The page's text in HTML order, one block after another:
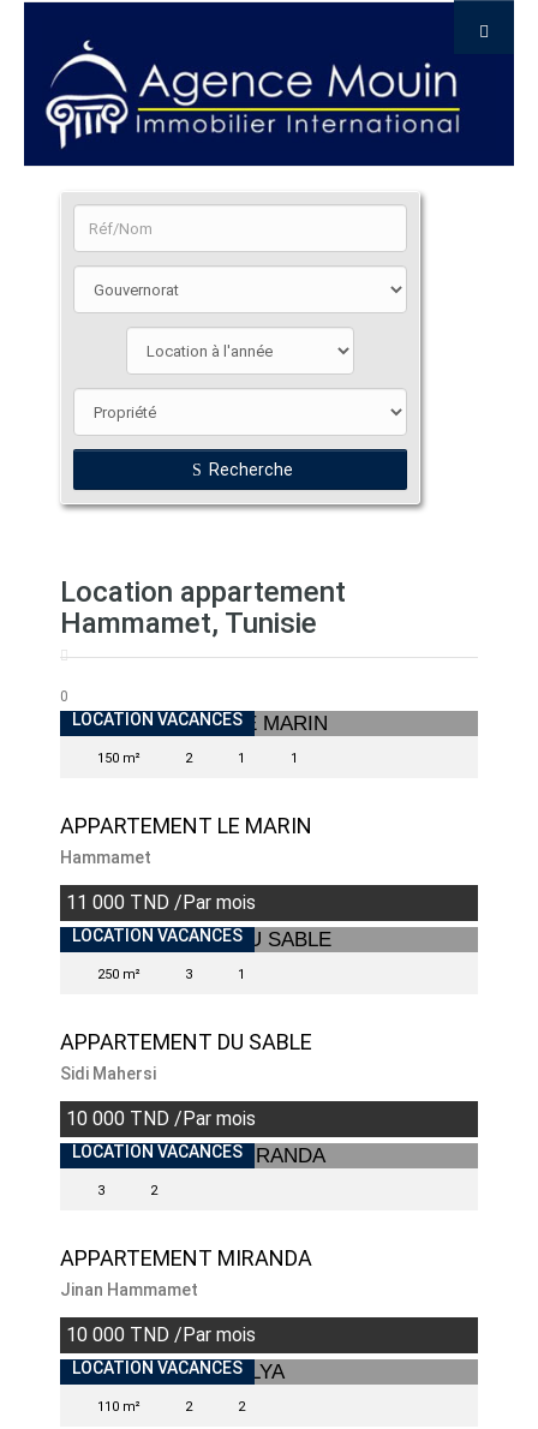
Recherche
Location appartement
Hammamet, Tunisie
0
INDISPONIBLE
LOCATION VACANCES
150 m² 2 1 1
APPARTEMENT LE MARIN
Hammamet
11 000 TND /Par mois
INDISPONIBLE
LOCATION VACANCES
250 m² 3 1
APPARTEMENT DU SABLE
Sidi Mahersi
10 000 TND /Par mois
LOCATION VACANCES
3 2
APPARTEMENT MIRANDA
Jinan Hammamet
10 000 TND /Par mois
LOCATION VACANCES
110 m² 2 2